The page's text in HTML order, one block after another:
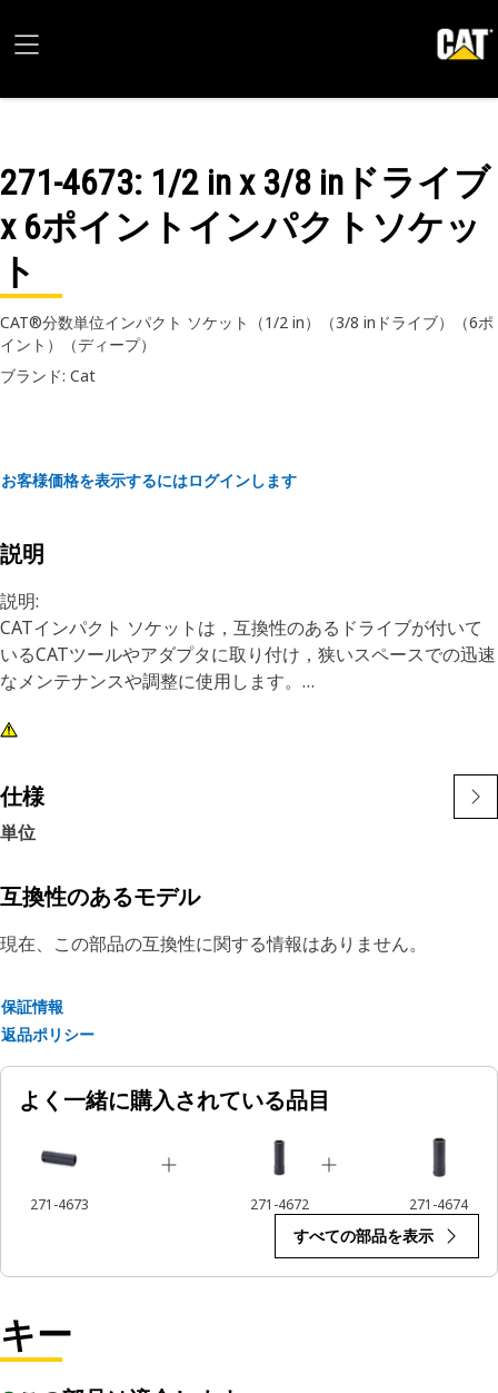
271-4673: 1/2 in x 3/8 inドライブ
x 6ポイントインパクトソケッ
ト
CAT®分数単位インパクト ソケット（1/2 in）（3/8 inドライブ）（6ポ
イント）（ディープ）
ブランド: Cat
お客様価格を表示するにはログインします
説明
説明:
CATインパクト ソケットは，互換性のあるドライブが付いて
いるCATツールやアダプタに取り付け，狭いスペースでの迅速
なメンテナンスや調整に使用します。
特長:
• ディープ タイプ
• 3/8 inスクエア ドライブ
• 黒色酸化物仕上げ
仕様
単位
互換性のあるモデル
現在、この部品の互換性に関する情報はありません。
保証情報
返品ポリシー
よく一緒に購入されている品目
271-4673 271-4672 271-4674
すべての部品を表示
キー